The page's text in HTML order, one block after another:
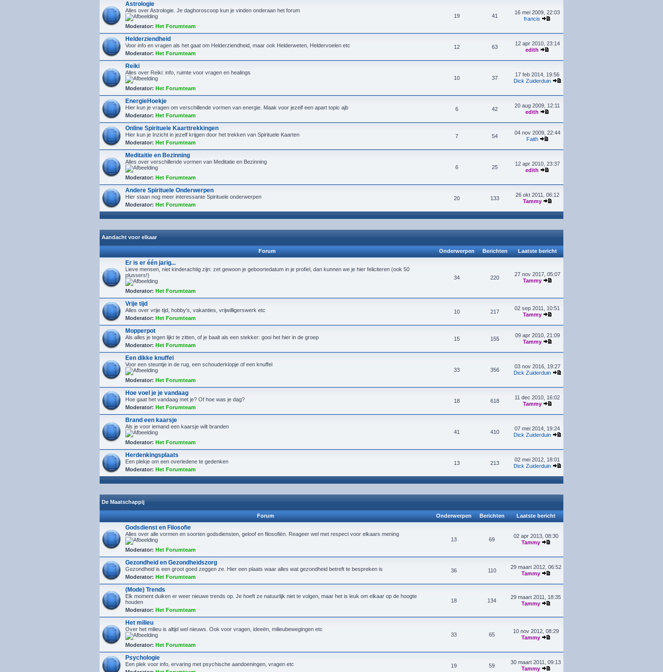
Astrologie
Alles over Astrologie. Je daghoroscoop kun je vinden onderaan het forum
Moderator: Het Forumteam
19 41
16 mei 2009, 22:03
francis
Helderziendheid
Voor info en vragen als het gaat om Helderziendheid, maar ook Helderweten, Heldervoelen etc
Moderator: Het Forumteam
12 63
12 apr 2010, 23:14
edith
Reiki
Alles over Reiki: info, ruimte voor vragen en healings
Moderator: Het Forumteam
10 37
17 feb 2014, 19:56
Dick Zuiderduin
EnergieHoekje
Hier kun je vragen om verschillende vormen van energie. Maak voor jezelf een apart topic ajb
Moderator: Het Forumteam
6 42
20 aug 2009, 12:11
edith
Online Spirituele Kaarttrekkingen
Hier kun je Inzicht in jezelf krijgen door het trekken van Spirituele Kaarten
Moderator: Het Forumteam
7 54
04 nov 2009, 22:44
Faith
Meditaitie en Bezinning
Alles over verschillende vormen van Meditatie en Bezinning
Moderator: Het Forumteam
6 25
12 apr 2010, 23:37
edith
Andere Spirituele Onderwerpen
Hier staan nog meer interessante Spirituele onderwerpen
Moderator: Het Forumteam
20 133
26 okt 2011, 06:12
Tammy
Aandacht voor elkaar
Forum Onderwerpen Berichten Laatste bericht
Er is er één jarig...
Lieve mensen, niet kinderachtig zijn: zet gewoon je geboortedatum in je profiel, dan kunnen we je hier feliciteren (ook 50
plussers!)
Moderator: Het Forumteam
34 220
27 nov 2017, 05:07
Tammy
Vrije tijd
Alles over vrije tijd, hobby's, vakanties, vrijwilligerswerk etc
Moderator: Het Forumteam
10 217
02 sep 2011, 10:51
Tammy
Mopperpot
Als alles je tegen lijkt te zitten, of je baalt als een stekker: gooi het hier in de groep
Moderator: Het Forumteam
15 155
09 apr 2010, 21:09
Tammy
Een dikke knuffel
Voor een steuntje in de rug, een schouderklopje of een knuffel
Moderator: Het Forumteam
33 356
03 nov 2016, 19:27
Dick Zuiderduin
Hoe voel je je vandaag
Hoe gaat het vandaag met je? Of hoe was je dag?
Moderator: Het Forumteam
18 618
11 dec 2010, 16:02
Tammy
Brand een kaarsje
Als je voor iemand een kaarsje wilt branden
Moderator: Het Forumteam
41 410
07 mei 2014, 19:24
Dick Zuiderduin
Herdenkingsplaats
Een plekje om een overledene te gedenken
Moderator: Het Forumteam
13 213
02 mei 2012, 18:01
Dick Zuiderduin
De Maatschappij
Forum Onderwerpen Berichten Laatste bericht
Godsdienst en Filosofie
Alles over alle vormen en soorten godsdiensten, geloof en filosofiën. Reageer wel met respect voor elkaars mening
Moderator: Het Forumteam
13 69
02 apr 2013, 08:30
Tammy
Gezondheid en Gezondheidszorg
Gezondheid is een groot goed zeggen ze. Hier een plaats waar alles wat gezondheid betreft te bespreken is
Moderator: Het Forumteam
36 110
29 maart 2012, 06:52
Tammy
(Mode) Trends
Elk moment duiken er weer nieuwe trends op. Je hoeft ze natuurlijk niet te volgen, maar het is leuk om elkaar op de hoogte
houden
Moderator: Het Forumteam
18 134
29 maart 2011, 18:35
Tammy
Het milieu
Over het milieu is altijd wel nieuws. Ook voor vragen, ideeën, milieubewegingen etc
Moderator: Het Forumteam
33 65
10 nov 2012, 08:29
Tammy
Psychologie
Een plek voor info, ervaring met psychische aandoeningen, vragen etc
19 59
30 maart 2011, 09:13
Tammy